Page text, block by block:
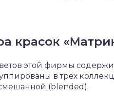
красок
этой фирмы
в трех
(blended).